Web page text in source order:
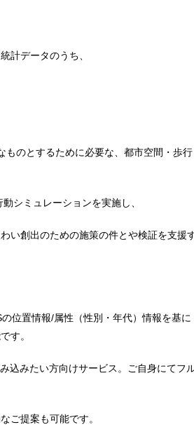
計データのうち、
ものとするために必要な、都市空間・歩行
シミュレーションを実施し、
い創出のための施策の件とや検証を支援
位置情報/属性（性別・年代）情報を基に
す。
込みたい方向けサービス。ご自身にてフ
ご提案も可能です。